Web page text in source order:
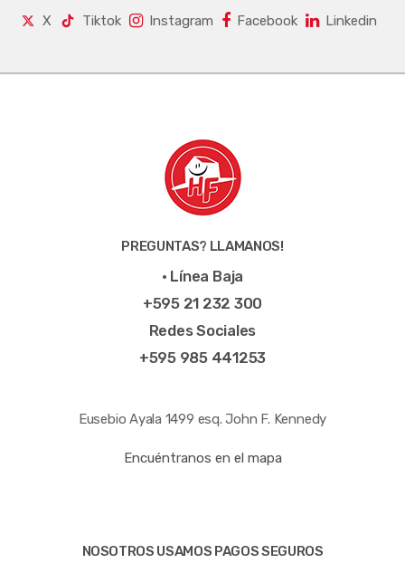
X Tiktok Instagram Facebook Linkedin
PREGUNTAS? LLAMANOS!
• Línea Baja
+595 21 232 300
Redes Sociales
+595 985 441253
Eusebio Ayala 1499 esq. John F. Kennedy
Encuéntranos en el mapa
NOSOTROS USAMOS PAGOS SEGUROS